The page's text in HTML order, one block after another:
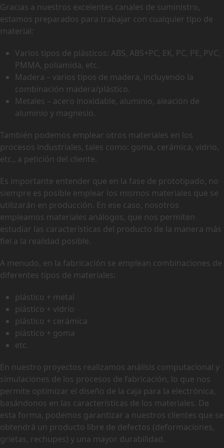
Gracias a nuestros excelentes canales de suministro,
estamos preparados para trabajar con cualquier tipo de
material:
Varios tipos de plásticos: ABS, ABS+PC, EK, PC, PE, PVC,
PMMA, poliamida, etc.
Madera – varios tipos de madera, incluyendo la
combinación madera/plástico.
Metales – acero inoxidable, aluminio, aleación de
aluminio y magnesio.
También podemos emplear otros materiales en los
procesos industriales, tales como: goma, cerámica, vidrio,
etc., a petición del cliente.
Es importante entender que en la fase de prototipado, no
siempre es posible emplear los mismos materiales que se
utilizarán en producción. En ese caso, nosotros
empleamos materiales análogos, que nos permiten
estudiar las características del producto de la manera más
fiel a la realidad posible.
A menudo, en la fabricación se emplean combinaciones de
diferentes tipos de materiales:
plástico + metal
plástico + vidrio
plástico + cerámica
plástico + goma
etc.
En nuestro proyectos realizamos análisis computacional y
simulaciones de los procesos de fabricación, lo que nos
permite optimizar el diseño de la caja para la electrónica,
basándonos en las características de los materiales. De
esta forma, podemos garantizar a nuestros clientes que se
obtendrá un producto libre de defectos (deformaciones,
grietas, rechupes) y una mayor durabilidad.